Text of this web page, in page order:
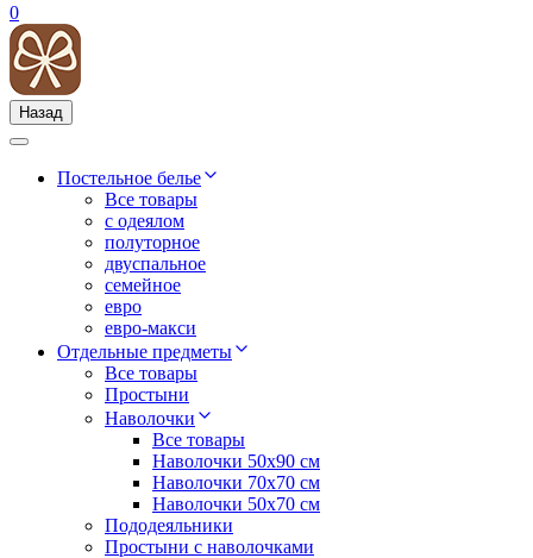
0
Назад
Постельное белье
Все товары
с одеялом
полуторное
двуспальное
семейное
евро
евро-макси
Отдельные предметы
Все товары
Простыни
Наволочки
Все товары
Наволочки 50x90 см
Наволочки 70x70 cм
Наволочки 50х70 см
Пододеяльники
Простыни с наволочками